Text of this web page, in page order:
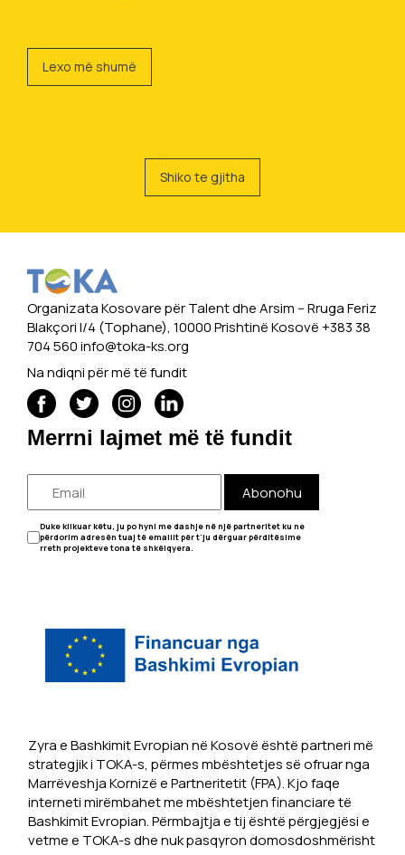
Lexo më shumë
Shiko te gjitha
Organizata Kosovare për Talent dhe Arsim -- Rruga Feriz
Blakçori I/4 (Tophane), 10000 Prishtinë Kosovë +383 38
704 560info@toka-ks.org
Na ndiqni për më të fundit
Merrni lajmet më të fundit
Abonohu
Duke klikuar këtu, ju po hyni me dashje në një partneritet ku ne
përdorim adresën tuaj të emailit për t'ju dërguar përditësime
rreth projekteve tona të shkëlqyera.
Zyra e Bashkimit Evropian në Kosovë është partneri më
strategjik i TOKA-s, përmes mbështetjes së ofruar nga
Marrëveshja Kornizë e Partneritetit (FPA). Kjo faqe
interneti mirëmbahet me mbështetjen financiare të
Bashkimit Evropian. Përmbajtja e tij është përgjegjësi e
vetme e TOKA-s dhe nuk pasqyron domosdoshmërisht